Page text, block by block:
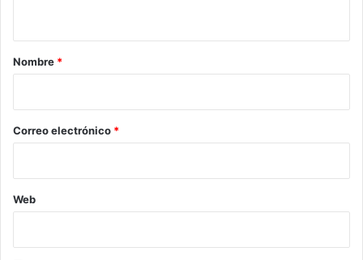
r
*
Nombre *
Correo electrónico *
Web